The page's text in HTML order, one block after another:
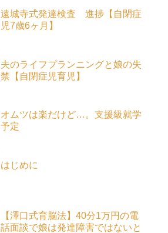
遠城寺式発達検査 進捗【自閉症
児7歳6ヶ月】
夫のライフプランニングと娘の失
禁【自閉症児育児】
オムツは楽だけど…。支援級就学
予定
はじめに
【澤口式育脳法】40分1万円の電
話面談で娘は発達障害ではないと